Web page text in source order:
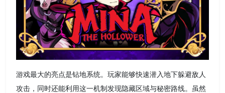
游戏最大的亮点是钻地系统。玩家能够快速潜入地下躲避敌人
攻击，同时还能利用这一机制发现隐藏区域与秘密路线。虽然